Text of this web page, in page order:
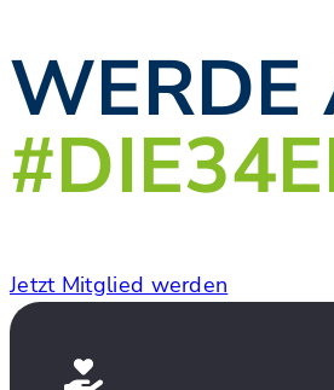
WERDE
Jetzt Mitglied werden